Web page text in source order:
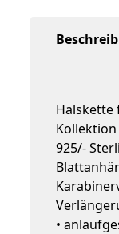
Halskette
925/-
•